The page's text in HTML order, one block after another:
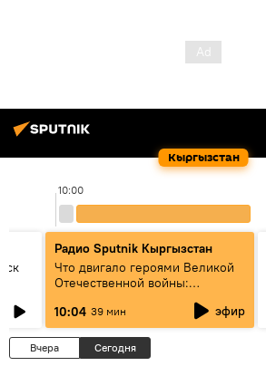
Кыргызстан
10:00
Радио Sputnik Кыргызстан
Что двигало героями Великой
Отечественной войны:
Тулебердиева
10:04 39 мин эфир
Вчера Сегодня